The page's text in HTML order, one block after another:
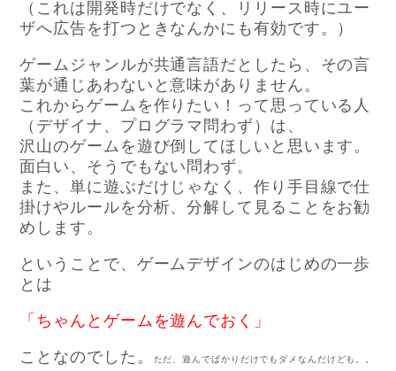
（これは開発時だけでなく、リリース時にユー
ザへ広告を打つときなんかにも有効です。）
ゲームジャンルが共通言語だとしたら、その言
葉が通じあわないと意味がありません。
これからゲームを作りたい！って思っている人
（デザイナ、プログラマ問わず）は、
沢山のゲームを遊び倒してほしいと思います。
面白い、そうでもない問わず。
また、単に遊ぶだけじゃなく、作り手目線で仕
掛けやルールを分析、分解して見ることをお勧
めします。
ということで、ゲームデザインのはじめの一歩
とは
「ちゃんとゲームを遊んでおく」
ことなのでした。 ただ、遊んでばかりだけでもダメなんだけども。。